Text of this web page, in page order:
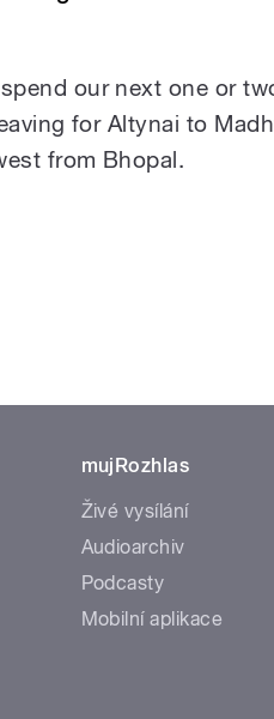
our next one or
for Altynai to
from Bhopal.
mujRozhlas
Živé vysílání
Audioarchiv
Podcasty
Mobilní aplikace